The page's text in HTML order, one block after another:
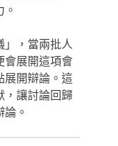
」，當兩批人
會展開這項會
展開辯論。這
，讓討論回歸
。